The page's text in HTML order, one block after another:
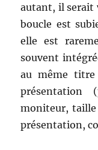
autant, il serait
boucle est
elle est
souvent
au même
présentation
moniteur, taille
présentation,